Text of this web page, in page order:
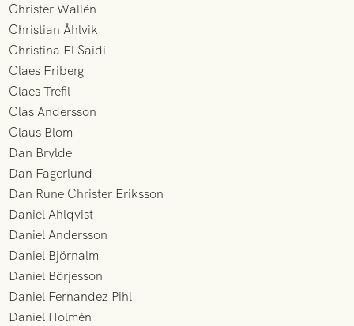
Christer Wallén
Christian Åhlvik
Christina El Saidi
Claes Friberg
Claes Trefil
Clas Andersson
Claus Blom
Dan Brylde
Dan Fagerlund
Dan Rune Christer Eriksson
Daniel Ahlqvist
Daniel Andersson
Daniel Björnalm
Daniel Börjesson
Daniel Fernandez Pihl
Daniel Holmén